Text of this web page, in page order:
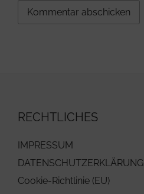
RECHTLICHES
IMPRESSUM
DATENSCHUTZERKLÄRUNG
Cookie-Richtlinie (EU)